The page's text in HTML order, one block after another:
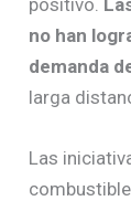
no han
demanda
larga
Las